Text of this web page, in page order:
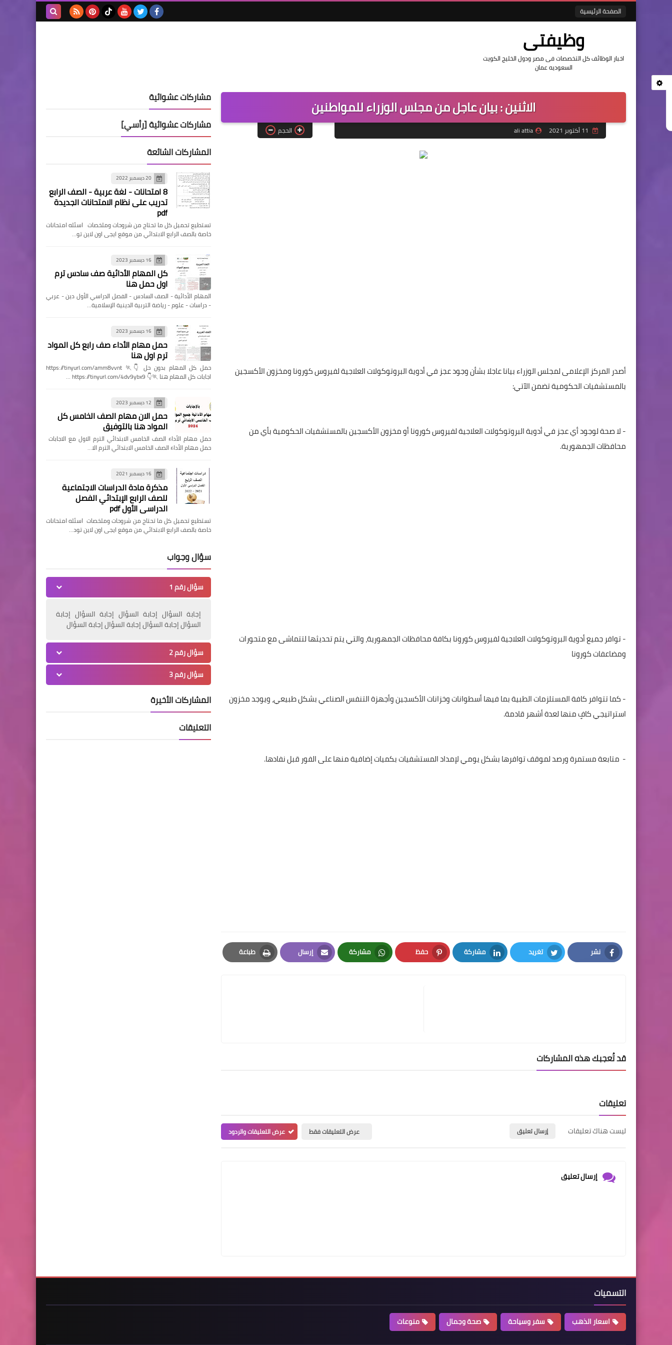
الصفحة الرئيسية
وظيفتى
اخبار الوظائف كل التخصصات فى مصر ودول الخليج الكويت
السعوديه عمان
الاثنين : بيان عاجل من مجلس الوزراء للمواطنين
ali attia الحجم
أصدر المركز الإعلامى لمجلس الوزراء بيانا عاجلا بشأن وجود عجز في أدوية البروتوكولات العلاجية لفيروس كورونا ومخزون الأكسجين
بالمستشفيات الحكومية تضمن الآتي:
- لا صحة لوجود أي عجز في أدوية البروتوكولات العلاجية لفيروس كورونا أو مخزون الأكسجين بالمستشفيات الحكومية بأي من
محافظات الجمهورية.
- توافر جميع أدوية البروتوكولات العلاجية لفيروس كورونا بكافة محافظات الجمهورية، والتي يتم تحديثها لتتماشى مع متحورات
ومضاعفات كورونا
- كما تتوافر كافة المستلزمات الطبية بما فيها أسطوانات وخزانات الأكسجين وأجهزة التنفس الصناعي بشكل طبيعي، ويوجد مخزون
استراتيجي كافٍ منها لعدة أشهر قادمة.
- متابعة مستمرة ورصد لموقف توافرها بشكل يومي لإمداد المستشفيات بكميات إضافية منها على الفور قبل نفادها.
نشر
Facebook
تغريد
Twitter
مشاركة
LinkedIn
حفظ
Pinterest
مشاركة
Whatsapp
إرسال
Email
طباعة
Print
قد تُعجبك هذه المشاركات
تعليقات
ليست هناك تعليقات إرسال تعليق عرض التعليقات فقط عرض التعليقات والردود
إرسال تعليق
مشاركات عشوائية
مشاركات عشوائية [رأسي]
المشاركات الشائعة
20 ديسمبر 2022
8 امتحانات - لغة عربية - الصف الرابع
تدريب على نظام الامتحانات الجديدة
pdf
تستطيع تحميل كل ما تحتاج من شروحات وملخصات اسئله امتحانات
خاصة بالصف الرابع الابتدائي من موقع ايجى اون لاين تو…
16 ديسمبر 2023
كل المهام الأدائية صف سادس ترم
اول حمل هنا
المهام الأدائية - الصف السادس - الفصل الدراسي الأول دين - عربي
- دراسات - علوم - رياضة التربية الدينية الإسلامية…
16 ديسمبر 2023
حمل مهام الأداء صف رابع كل المواد
ترم اول هنا
حمل كل المهام بدون حل 👇🏃 https://tinyurl.com/amm8vvnt
اجابات كل المهام هنا 🏃👇 https://tinyurl.com/4dv9ybx9 …
12 ديسمبر 2023
حمل الان مهام الصف الخامس كل
المواد هنا بالتوفيق
حمل مهام الأداء الصف الخامس الابتدائي الترم الاول مع الاجابات
حمل مهام الأداء الصف الخامس الابتدائي الترم الا…
16 ديسمبر 2021
مذكرة مادة الدراسات الاجتماعية
للصف الرابع الإبتدائي الفصل
الدراسي الأول pdf
تستطيع تحميل كل ما تحتاج من شروحات وملخصات اسئله امتحانات
خاصة بالصف الرابع الابتدائي من موقع ايجى اون لاين تود…
سؤال وجواب
سؤال رقم 1
إجابة السؤال إجابة السؤال إجابة السؤال إجابة
السؤال إجابة السؤال إجابة السؤال إجابة السؤال
سؤال رقم 2
سؤال رقم 3
المشاركات الأخيرة
التعليقات
التسميات
اسعار الذهب سفر وسياحة صحة وجمال منوعات